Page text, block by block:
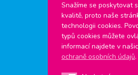
Snažíme se poskytovat
kvalitě, proto naše
technologii cookies.
typů cookies můžete
informací najdete v
ochraně osobních údajů.